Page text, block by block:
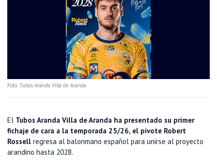
Foto: Tubos Aranda Villa de Aranda
El Tubos Aranda Villa de Aranda ha presentado su primer
fichaje de cara a la temporada 25/26, el pivote Robert
Rossell regresa al balonmano español para unirse al proyecto
arandino hasta 2028.